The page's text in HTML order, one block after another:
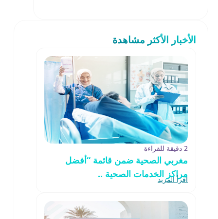
الأخبار الأكثر مشاهدة
2 دقيقة للقراءة
مغربي الصحية ضمن قائمة “أفضل
مراكز الخدمات الصحية ..
اقرأ المزيد